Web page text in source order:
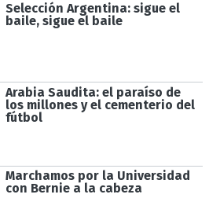
Selección Argentina: sigue el
baile, sigue el baile
Arabia Saudita: el paraíso de
los millones y el cementerio del
fútbol
Marchamos por la Universidad
con Bernie a la cabeza